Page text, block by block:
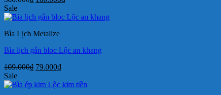
là:
tại
Sale
Bìa Lịch Metalize
Bìa lịch gắn bloc Lộc an khang
109.000₫ Giá
là:
79.000₫Giá
tại
Sale